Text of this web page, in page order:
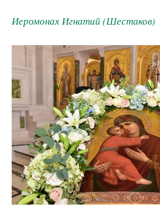
Иеромонах Игнатий (Шестаков)